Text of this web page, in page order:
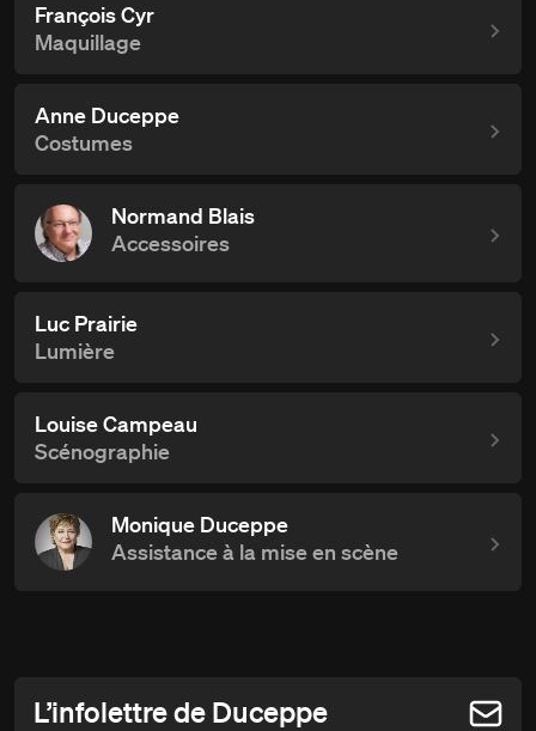
François Cyr
Maquillage
Anne Duceppe
Costumes
Normand Blais
Accessoires
Luc Prairie
Lumière
Louise Campeau
Scénographie
Monique Duceppe
Assistance à la mise en scène
L’infolettre de Duceppe